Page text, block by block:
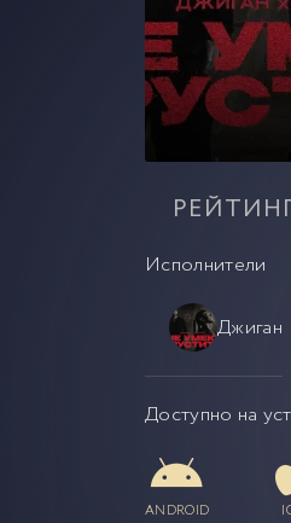
Исполнители
Джиган
Доступно на
ANDROID